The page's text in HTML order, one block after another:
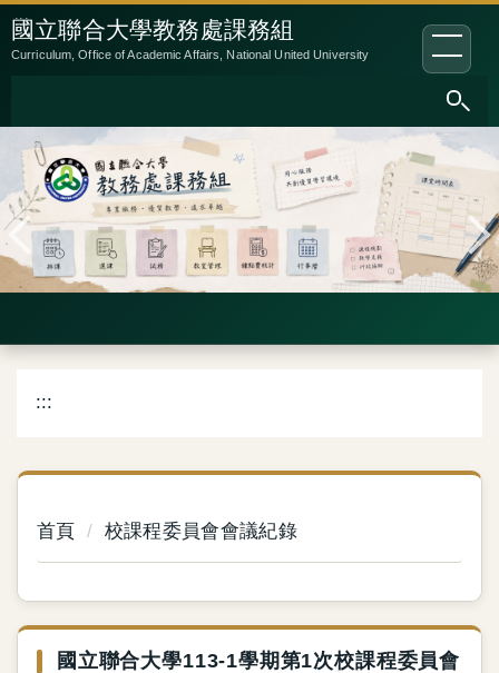
跳
到
內
容
區
:::
國立聯合大學教務處課務組
Curriculum, Office of Academic Affairs, National United University
:::
首頁 校課程委員會會議紀錄
國立聯合大學113-1學期第1次校課程委員會